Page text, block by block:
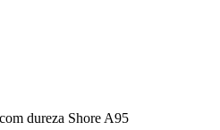
dureza Shore A95